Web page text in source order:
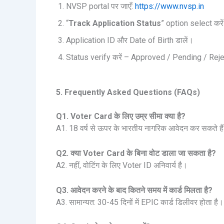
NVSP portal पर जाएँ: https://www.nvsp.in
“Track Application Status” option select
Application ID और Date of Birth डालें।
Status verify करें – Approved / Pending /
5. Frequently Asked Questions (FAQs)
Q1. Voter Card के लिए उम्र सीमा क्या है?
A1. 18 वर्ष से ऊपर के भारतीय नागरिक आवेदन कर सकते
Q2. क्या Voter Card के बिना वोट डाला जा सकता है?
A2. नहीं, वोटिंग के लिए Voter ID अनिवार्य है।
Q3. आवेदन करने के बाद कितने समय में कार्ड मिलता है?
A3. सामान्यत: 30-45 दिनों में EPIC कार्ड डिलीवर होता है।